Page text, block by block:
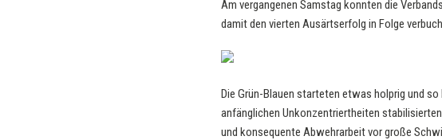
Am vergangenen Samstag konnten die
damit den vierten Ausärtserfolg in Folge
Die Grün-Blauen starteten etwas holprig und
anfänglichen Unkonzentriertheiten
und konsequente Abwehrarbeit vor große